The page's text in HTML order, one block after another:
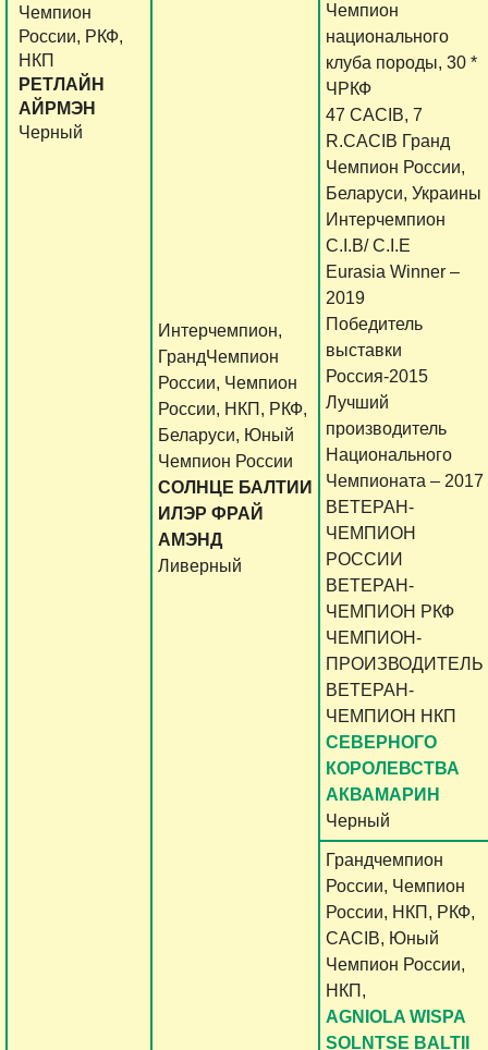
Чемпион
России, РКФ,
НКП
РЕТЛАЙН
АЙРМЭН
Черный
Интерчемпион,
ГрандЧемпион
России, Чемпион
России, НКП, РКФ,
Беларуси, Юный
Чемпион России
СОЛНЦЕ БАЛТИИ
ИЛЭР ФРАЙ
АМЭНД
Ливерный
Чемпион
национального
клуба породы, 30 *
ЧРКФ
47 CACIB, 7
R.CACIB Гранд
Чемпион России,
Беларуси, Украины
Интерчемпион
C.I.B/ C.I.E
Eurasia Winner –
2019
Победитель
выставки
Россия-2015
Лучший
производитель
Национального
Чемпионата – 2017
ВЕТЕРАН-
ЧЕМПИОН
РОССИИ
ВЕТЕРАН-
ЧЕМПИОН РКФ
ЧЕМПИОН-
ПРОИЗВОДИТЕЛЬ
ВЕТЕРАН-
ЧЕМПИОН НКП
СЕВЕРНОГО
КОРОЛЕВСТВА
АКВАМАРИН
Черный
Грандчемпион
России, Чемпион
России, НКП, РКФ,
CACIB, Юный
Чемпион России,
НКП,
AGNIOLA WISPA
SOLNTSE BALTII